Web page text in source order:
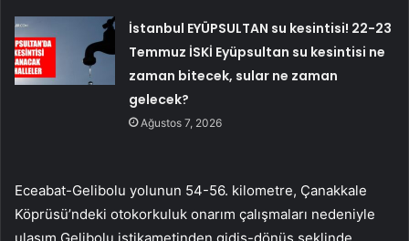
İstanbul EYÜPSULTAN su kesintisi! 22-23
Temmuz İSKİ Eyüpsultan su kesintisi ne
zaman bitecek, sular ne zaman
gelecek?
Ağustos 7, 2026
Eceabat-Gelibolu yolunun 54-56. kilometre, Çanakkale
Köprüsü’ndeki otokorkuluk onarım çalışmaları nedeniyle
ulaşım Gelibolu istikametinden gidiş-dönüş şeklinde